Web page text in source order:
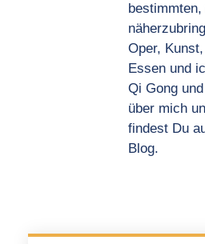
Oper,
Essen und
Qi Gong
über mich
findest Du
Blog.